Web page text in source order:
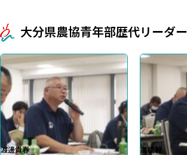
大分県農協青年部歴代リーダー
渡邊貴春
高橋毅